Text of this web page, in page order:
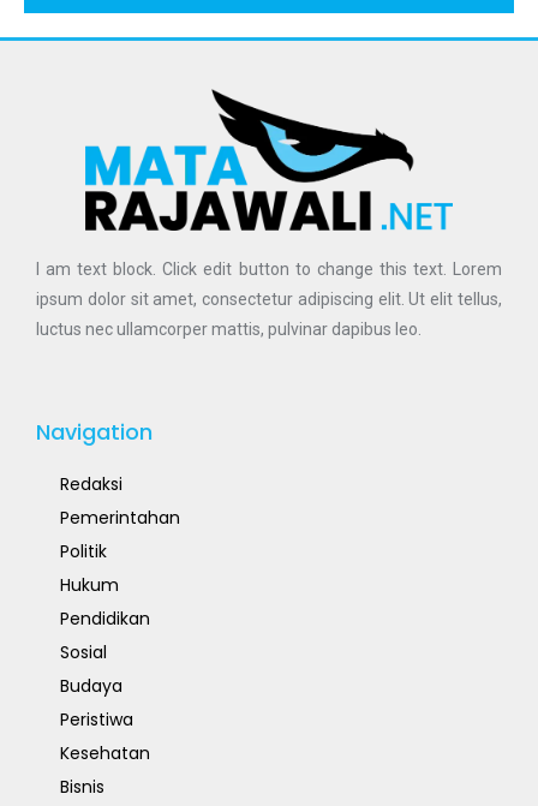
I am text block. Click edit button to change this text. Lorem
ipsum dolor sit amet, consectetur adipiscing elit. Ut elit tellus,
luctus nec ullamcorper mattis, pulvinar dapibus leo.
Navigation
Redaksi
Pemerintahan
Politik
Hukum
Pendidikan
Sosial
Budaya
Peristiwa
Kesehatan
Bisnis